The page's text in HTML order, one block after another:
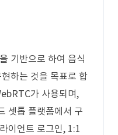
기반으로 하여 음식
하는 것을 목표로 합
가 사용되며,
셋톱 플랫폼에서 구
이언트 로그인, 1:1